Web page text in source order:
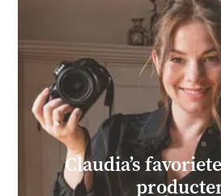
Claudia’s